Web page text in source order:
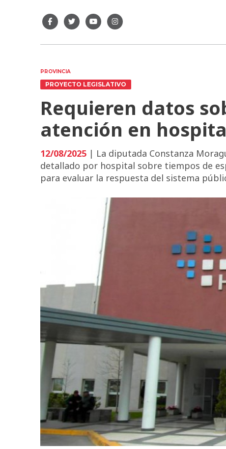
PROVINCIA
PROYECTO LEGISLATIVO
Requieren datos
atención en
12/08/2025 | La diputada Constanza
detallado por hospital sobre tiempos de
para evaluar la respuesta del sistema